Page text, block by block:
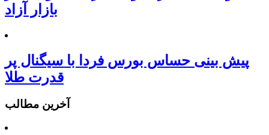
بازار آزاد
پیش بینی حساس بورس فردا با سیگنال پر
قدرت طلا
آخرین مطالب